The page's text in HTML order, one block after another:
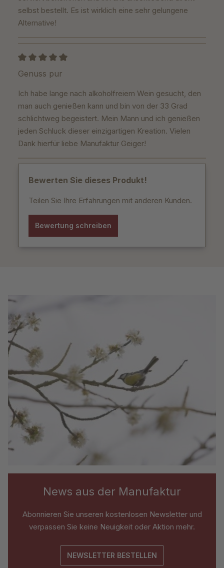
selbst bestellt. Es ist wirklich eine sehr gelungene
Alternative!
Bewertung mit 5 von 5 Sternen
Genuss pur
Ich habe lange nach alkoholfreiem Wein gesucht, den
man auch genießen kann und bin von der 33 Grad
schlichtweg begeistert. Mein Mann und ich genießen
jeden Schluck dieser einzigartigen Kreation. Vielen
Dank hierfür liebe Manufaktur Geiger!
Bewerten Sie dieses Produkt!
Teilen Sie Ihre Erfahrungen mit anderen Kunden.
Bewertung schreiben
News aus der Manufaktur
Abonnieren Sie unseren kostenlosen Newsletter und
verpassen Sie keine Neuigkeit oder Aktion mehr.
NEWSLETTER BESTELLEN